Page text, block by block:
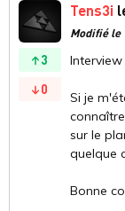
3
0
Tens3i
Modifié le
Si je
sur le
quelque
Bonne